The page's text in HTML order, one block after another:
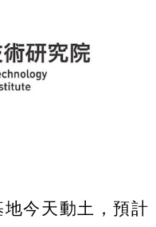
今天動土，預計